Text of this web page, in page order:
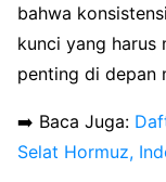
bahwa
kunci yang harus
penting di depan
➡️ Baca Juga:
Selat Hormuz,